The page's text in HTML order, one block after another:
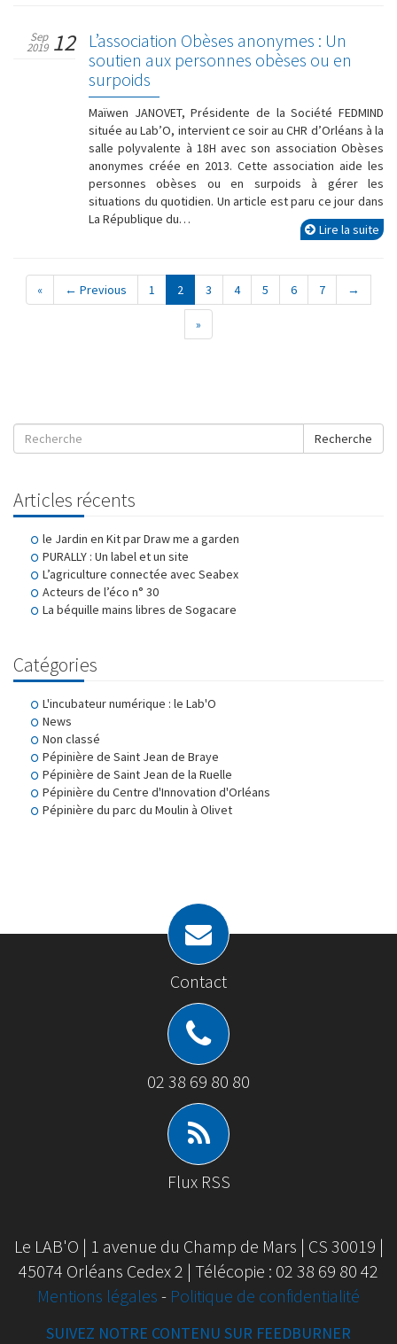
L’association Obèses anonymes : Un
soutien aux personnes obèses ou en
surpoids
Sep
2019 12
Maïwen JANOVET, Présidente de la Société FEDMIND
située au Lab’O, intervient ce soir au CHR d’Orléans à la
salle polyvalente à 18H avec son association Obèses
anonymes créée en 2013. Cette association aide les
personnes obèses ou en surpoids à gérer les
situations du quotidien. Un article est paru ce jour dans
La République du…
Lire la suite
« ← Previous 1 2 3 4 5 6 7 →
»
Recherche
Articles récents
le Jardin en Kit par Draw me a garden
PURALLY : Un label et un site
L’agriculture connectée avec Seabex
Acteurs de l’éco n° 30
La béquille mains libres de Sogacare
Catégories
L'incubateur numérique : le Lab'O
News
Non classé
Pépinière de Saint Jean de Braye
Pépinière de Saint Jean de la Ruelle
Pépinière du Centre d'Innovation d'Orléans
Pépinière du parc du Moulin à Olivet
Contact
02 38 69 80 80
Flux RSS
Le LAB'O | 1 avenue du Champ de Mars | CS 30019 |
45074 Orléans Cedex 2 | Télécopie : 02 38 69 80 42
Mentions légales - Politique de confidentialité
SUIVEZ NOTRE CONTENU SUR FEEDBURNER